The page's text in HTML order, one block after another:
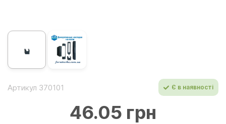
Артикул 370101 Є в наявності
46.05 грн